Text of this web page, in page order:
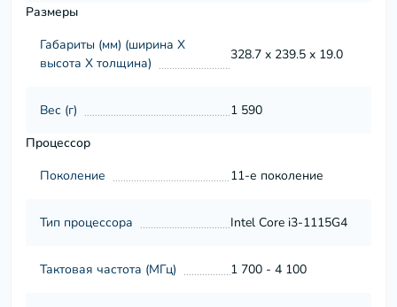
Размеры
Габариты (мм) (ширина Х
высота Х толщина)
328.7 x 239.5 x 19.0
Вес (г)
1 590
Процессор
Поколение
11-е поколение
Тип процессора Intel Core i3-1115G4
Тактовая частота (МГц) 1 700 - 4 100